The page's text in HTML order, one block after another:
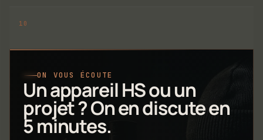
ON VOUS ÉCOUTE
Un appareil HS ou un
projet ? On en discute en
5 minutes.